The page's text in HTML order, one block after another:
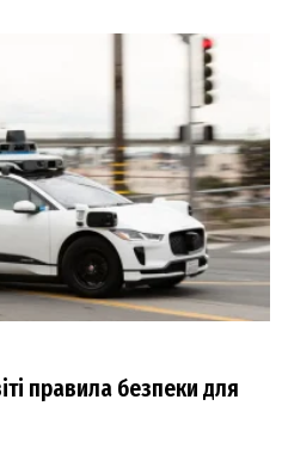
правила безпеки для